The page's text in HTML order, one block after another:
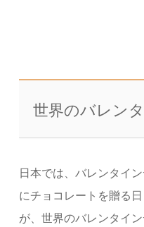
世界のバレン
日本では、バレンタイ
にチョコレートを贈る
が、世界のバレンタイ